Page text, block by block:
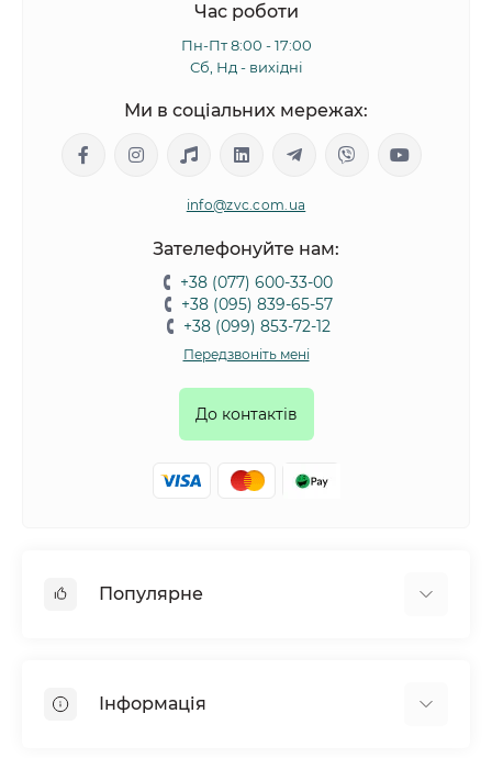
Час роботи
Пн-Пт 8:00 - 17:00
Сб, Нд - вихідні
Ми в соціальних мережах:
info@zvc.com.ua
Зателефонуйте нам:
+38 (077) 600-33-00
+38 (095) 839-65-57
+38 (099) 853-72-12
Передзвоніть мені
До контактів
Популярне
Птахи
Інформація